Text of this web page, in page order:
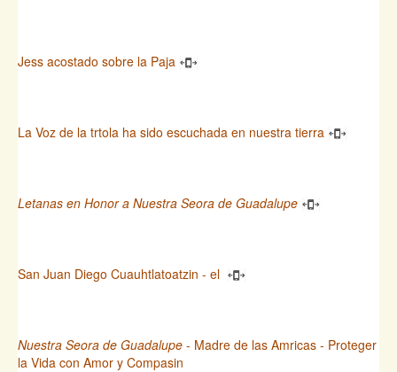
Jess acostado sobre la Paja
La Voz de la trtola ha sido escuchada en nuestra tierra
Letanas en Honor a Nuestra Seora de Guadalupe
San Juan Diego Cuauhtlatoatzin - el
Nuestra Seora de Guadalupe - Madre de las Amricas - Proteger
la Vida con Amor y Compasin